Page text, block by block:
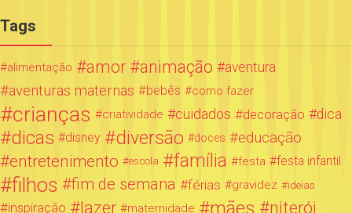
Tags
alimentação amor animação aventura
aventuras maternas bebês como fazer
crianças criatividade cuidados decoração dica
dicas disney diversão doces educação
entretenimento escola família festa festa infantil
filhos fim de semana férias gravidez ideias
inspiração lazer maternidade niterói